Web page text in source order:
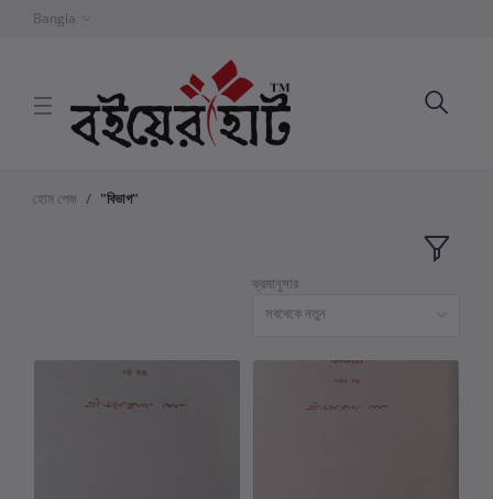
Bangla
হোম পেজ "বিভাগ"
ক্রমানুসার
সবথেকে নতুন